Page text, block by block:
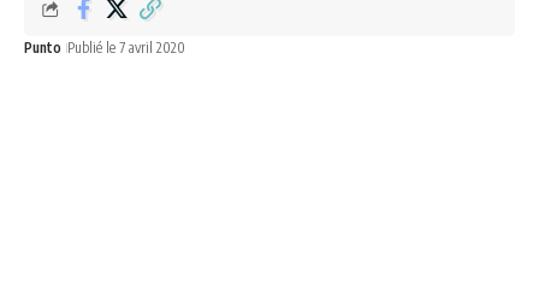
Punto Publié le 7 avril 2020